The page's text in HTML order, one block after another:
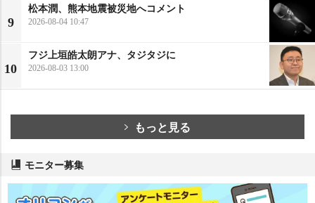
9
松本潤、熊本地震被災地へコメント
2026-08-04 10:47
10
フジ上垣皓太朗アナ、タジタジに
2026-08-03 13:00
もっと見る
モニター募集